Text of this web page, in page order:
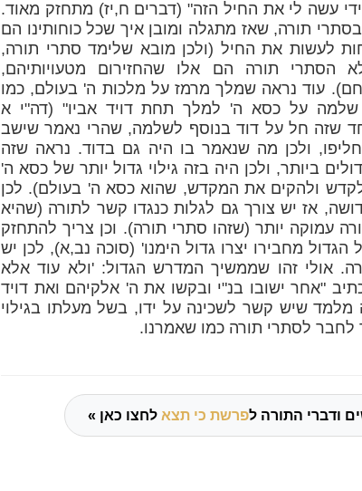
עשה לי את החיל הזה" (דברים ח,יז) מתחזק מאוד.
תורה, שאז מתגלה ומובן איך שכל כוחותינו הם
לעשות את החיל (ולכן מובא שלימד סתרי תורה,
הסתרי תורה הם אלו שהחזירום מטעויותיהם,
עוד נראה שמלך מרמז על מלכות ה' בעולם, כמו
על כסא ה' למלך תחת דויד אביו" (דה"י א
שזה חל על דוד בנוסף לשלמה, שהרי נאמר שישב
ולכן מה שנאמר בו היה גם בדוד. נראה שזה
ביותר, ולכן היה בזה גילוי גדול יותר של כסא ה'
לקדש ולהקים את המקדש, שהוא כסא ה' בעולם). לכן
אז יש צורך גם לגלות כנגדו קשר לתורה (שהיא
עמוקה יותר (שזהו סתרי תורה). וכן צריך להתחזק
הגדול מחבירו יצרו גדול הימנו' (סוכה נב,א), לכן יש
אולי זהו שממשיך המדרש הגדול: 'ולא עוד אלא
"אחר ישובו בנ"י ובקשו את ה' אלקיהם ואת דויד
שיש קשר לשכינה על ידו, בשל מעלתו בגילוי
לחבר לסתרי תורה כמו שאמרנו.
ודברי התורה לפרשת כי תצא לחצו כאן »